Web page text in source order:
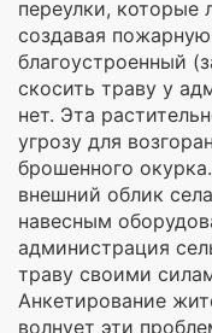
переулки, которые
создавая
благоустроенный
скосить траву у
нет. Эта
угрозу для
брошенного
внешний облик
навесным
администрация
траву своими
Анкетирование
волнует эти